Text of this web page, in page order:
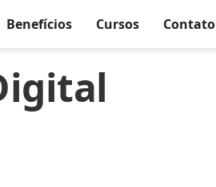
Benefícios Cursos Contato